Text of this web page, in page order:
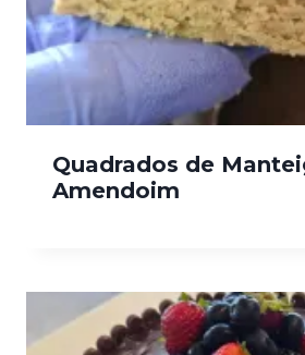
Quadrados de
Amendoim